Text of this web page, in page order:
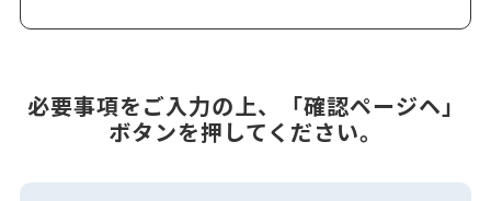
必要事項をご入力の上、「確認ページヘ」
ボタンを押してください。